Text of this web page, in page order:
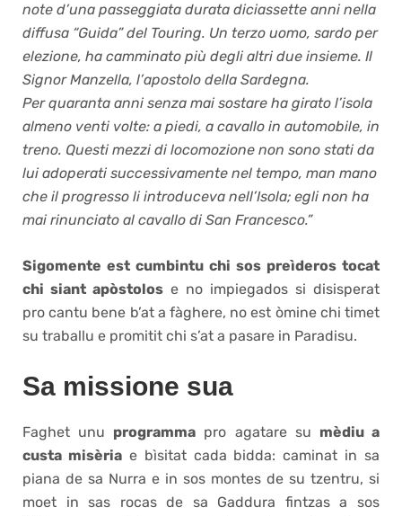
note d’una passeggiata durata diciassette anni nella
diffusa “Guida” del Touring. Un terzo uomo, sardo per
elezione, ha camminato più degli altri due insieme. Il
Signor Manzella, l’apostolo della Sardegna.
Per quaranta anni senza mai sostare ha girato l’isola
almeno venti volte: a piedi, a cavallo in automobile, in
treno. Questi mezzi di locomozione non sono stati da
lui adoperati successivamente nel tempo, man mano
che il progresso li introduceva nell’Isola; egli non ha
mai rinunciato al cavallo di San Francesco.”
Sigomente est cumbintu chi sos preìderos tocat
chi siant apòstolos e no impiegados si disisperat
pro cantu bene b’at a fàghere, no est òmine chi timet
su traballu e promitit chi s’at a pasare in Paradisu.
Sa missione sua
Faghet unu programma pro agatare su mèdiu a
custa misèriae bìsitat cada bidda: caminat in sa
piana de sa Nurra e in sos montes de su tzentru, si
moet in sas rocas de sa Gaddura fintzas a sos